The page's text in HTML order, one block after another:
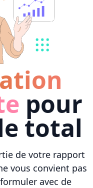
pour
total
de votre rapport
vous convient pas
avec de